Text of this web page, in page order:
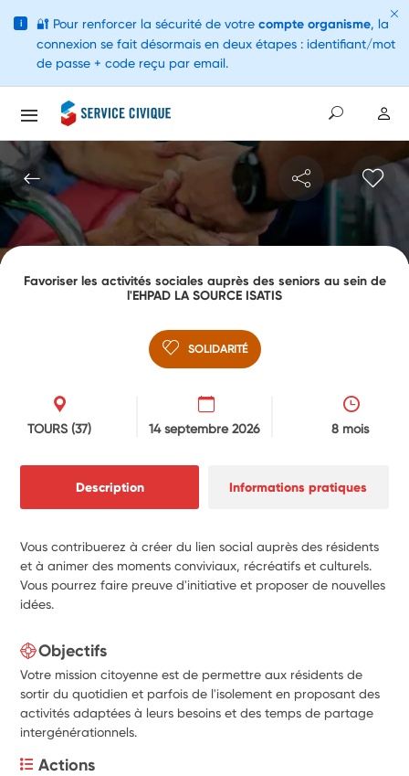
Favoriser les activités sociales auprès des seniors au sein de
l'EHPAD LA SOURCE ISATIS
SOLIDARITÉ
TOURS (37) 14 septembre 2026 8 mois
Description Informations pratiques
Vous contribuerez à créer du lien social auprès des résidents
et à animer des moments conviviaux, récréatifs et culturels.
Vous pourrez faire preuve d'initiative et proposer de nouvelles
idées.
Objectifs
Votre mission citoyenne est de permettre aux résidents de
sortir du quotidien et parfois de l'isolement en proposant des
activités adaptées à leurs besoins et des temps de partage
intergénérationnels.
Actions
i 🔐 Pour renforcer la sécurité de votre compte organisme, la
connexion se fait désormais en deux étapes : identifiant/mot
de passe + code reçu par email.